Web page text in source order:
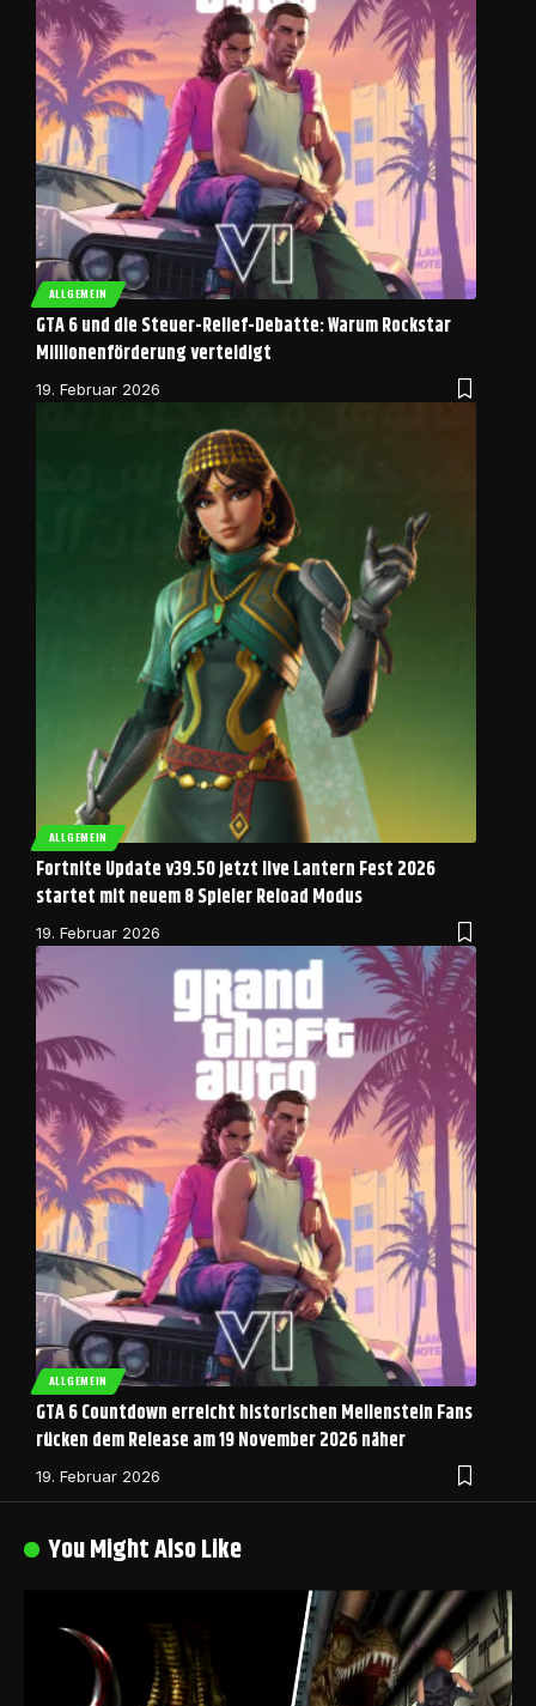
ALLGEMEIN
GTA 6 und die Steuer-Relief-Debatte: Warum Rockstar
Millionenförderung verteidigt
19. Februar 2026
ALLGEMEIN
Fortnite Update v39.50 jetzt live Lantern Fest 2026
startet mit neuem 8 Spieler Reload Modus
19. Februar 2026
ALLGEMEIN
GTA 6 Countdown erreicht historischen Meilenstein Fans
rücken dem Release am 19 November 2026 näher
19. Februar 2026
You Might Also Like